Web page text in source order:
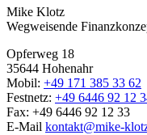
Mike Klotz
Wegweisende
Opferweg 18
35644 Hohenahr
Mobil: +49 171 385 33 62
Festnetz: +49 6446 92 12
Fax: +49 6446 92 12 33
E-Mail kontakt@mike-